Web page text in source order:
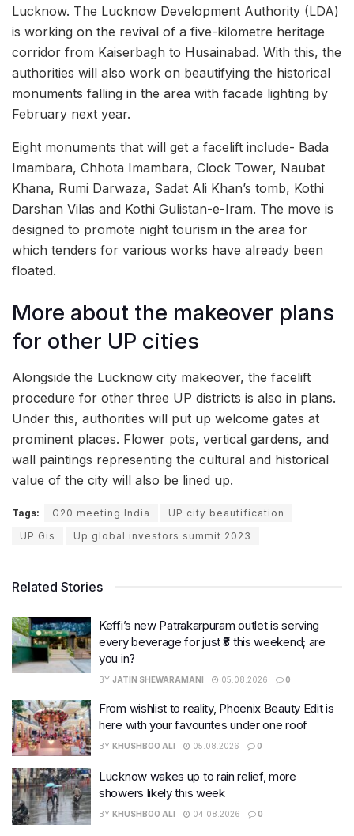
Lucknow. The Lucknow Development Authority (LDA)
is working on the revival of a five-kilometre heritage
corridor from Kaiserbagh to Husainabad. With this, the
authorities will also work on beautifying the historical
monuments falling in the area with facade lighting by
February next year.
Eight monuments that will get a facelift include- Bada
Imambara, Chhota Imambara, Clock Tower, Naubat
Khana, Rumi Darwaza, Sadat Ali Khan’s tomb, Kothi
Darshan Vilas and Kothi Gulistan-e-Iram. The move is
designed to promote night tourism in the area for
which tenders for various works have already been
floated.
More about the makeover plans
for other UP cities
Alongside the Lucknow city makeover, the facelift
procedure for other three UP districts is also in plans.
Under this, authorities will put up welcome gates at
prominent places. Flower pots, vertical gardens, and
wall paintings representing the cultural and historical
value of the city will also be lined up.
Tags: G20 meeting India
UP city beautification
UP Gis
Up global investors summit 2023
Related Stories
Keffi’s new Patrakarpuram outlet is serving
every beverage for just ₹8 this weekend; are
you in?
BY JATIN SHEWARAMANI 05.08.2026 0
From wishlist to reality, Phoenix Beauty Edit is
here with your favourites under one roof
BY KHUSHBOO ALI 05.08.2026 0
Lucknow wakes up to rain relief, more
showers likely this week
BY KHUSHBOO ALI 04.08.2026 0